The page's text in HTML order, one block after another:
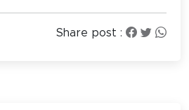
Share post :